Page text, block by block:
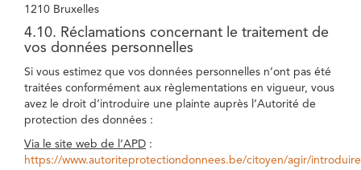
1210 Bruxelles
4.10. Réclamations concernant le traitement de
vos données personnelles
Si vous estimez que vos données personnelles n’ont pas été
traitées conformément aux règlementations en vigueur, vous
avez le droit d’introduire une plainte auprès l’Autorité de
protection des données :
Via le site web de l’APD :
https://www.autoriteprotectiondonnees.be/citoyen/agir/